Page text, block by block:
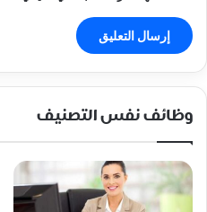
وظائف نفس التصنيف